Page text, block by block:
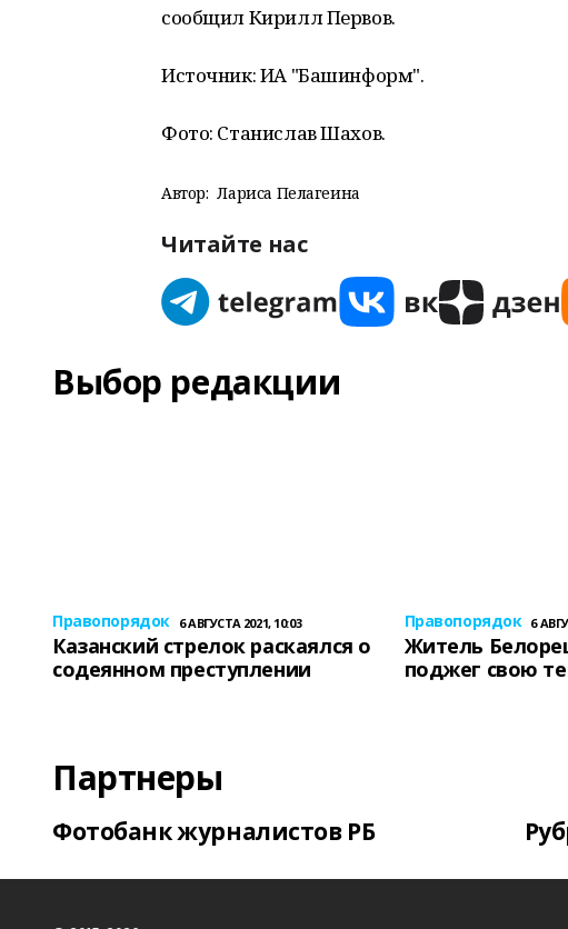
сообщил Кирилл Первов.
Источник: ИА "Башинформ".
Фото: Станислав Шахов.
Автор: Лариса Пелагеина
Читайте нас
Выбор редакции
Правопорядок 6 АВГУСТА 2021, 10:03
Казанский стрелок раскаялся о
содеянном преступлении
Правопорядок 6
Житель
поджег свою
Партнеры
Фотобанк журналистов РБ